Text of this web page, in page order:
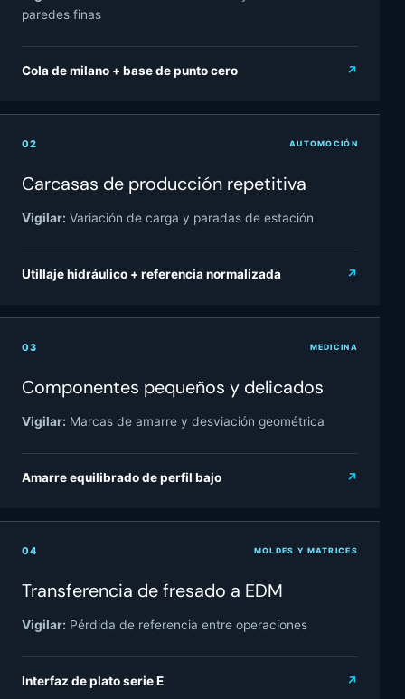
paredes finas
Cola de milano + base de punto cero ↗
02 AUTOMOCIÓN
Carcasas de producción repetitiva
Vigilar: Variación de carga y paradas de estación
Utillaje hidráulico + referencia normalizada ↗
03 MEDICINA
Componentes pequeños y delicados
Vigilar: Marcas de amarre y desviación geométrica
Amarre equilibrado de perfil bajo ↗
04 MOLDES Y MATRICES
Transferencia de fresado a EDM
Vigilar: Pérdida de referencia entre operaciones
Interfaz de plato serie E ↗